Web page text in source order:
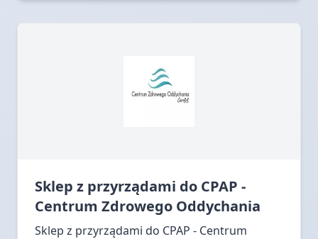
Sklep z przyrządami do CPAP -
Centrum Zdrowego Oddychania
Sklep z przyrządami do CPAP - Centrum